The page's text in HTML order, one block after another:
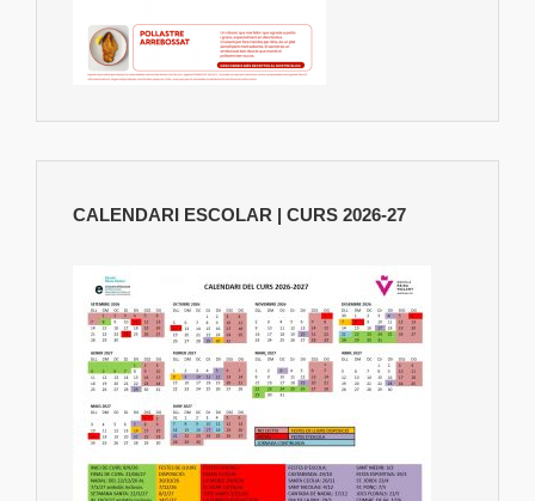
CALENDARI ESCOLAR | CURS 2026-27